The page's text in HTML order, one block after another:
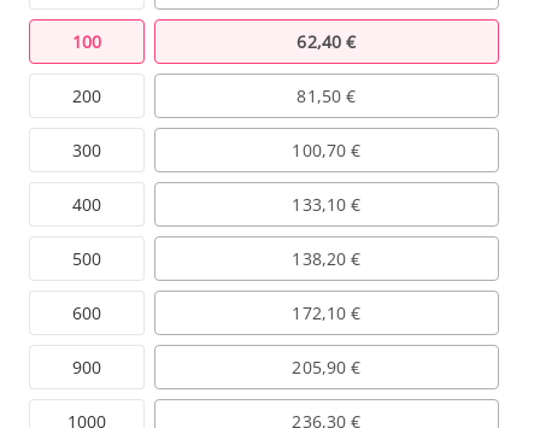
100
200
300
400
500
600
900
1000
62,40 €
81,50 €
100,70 €
133,10 €
138,20 €
172,10 €
205,90 €
236,30 €